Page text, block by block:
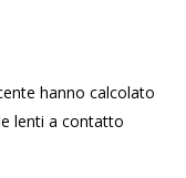
hanno calcolato
lenti a contatto